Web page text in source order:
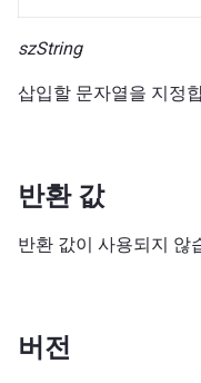
szString
삽입할 문자열을 지정
반환 값
반환 값이 사용되지 않
버전